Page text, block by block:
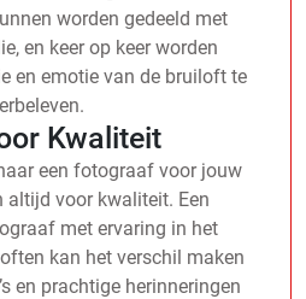
worden gedeeld met
en keer op keer worden
en emotie van de bruiloft te
Kwaliteit
een fotograaf voor jouw
altijd voor kwaliteit. Een
met ervaring in het
kan het verschil maken
en prachtige herinneringen